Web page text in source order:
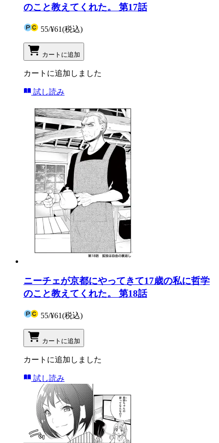
のこと教えてくれた。 第17話
55/¥61(税込)
カートに追加
カートに追加しました
試し読み
ニーチェが京都にやってきて17歳の私に哲学
のこと教えてくれた。 第18話
55/¥61(税込)
カートに追加
カートに追加しました
試し読み